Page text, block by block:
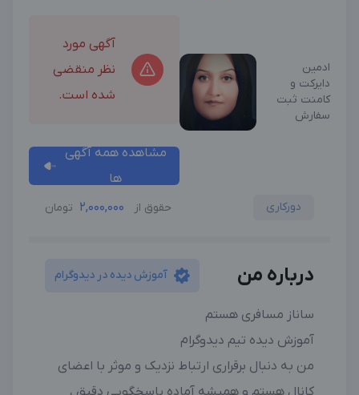
ادمین
دایرکت و
کامنت ثبت
سفارش
آگهی مورد
نظر منقضی
شده است.
مشاهده همه آگهی
ها
دورکاری حقوق از 2,000,000 تومان
درباره من آموزش دیده در دیدوگرام
ساناز مسافری هستم
آموزش دیده تیم دیدوگرام
من به دنبال برقراری ارتباط نزدیک و موثر با اعضای
کانال هستم و همیشه آماده پاسخگویی دقیق ،